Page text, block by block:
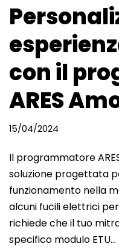
con il
ARES
15/04/2024
Il programmatore
soluzione progettata
funzionamento nella
alcuni fucili elettrici
richiede che il tuo
specifico modulo ETU…